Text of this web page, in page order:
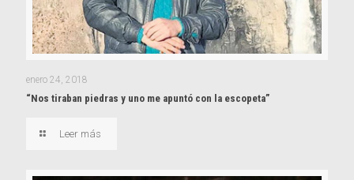
enero 24, 2018
“Nos tiraban piedras y uno me apuntó con la escopeta”
Leer más